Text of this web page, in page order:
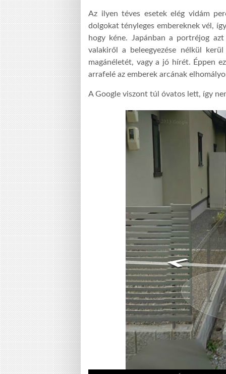
Az ilyen téves esetek elég vidám
dolgokat tényleges embereknek vél,
hogy kéne. Japánban a portréjog
valakiről a beleegyezése nélkül
magánéletét, vagy a jó hírét. Éppen
arrafelé az emberek arcának
A Google viszont túl óvatos lett, így